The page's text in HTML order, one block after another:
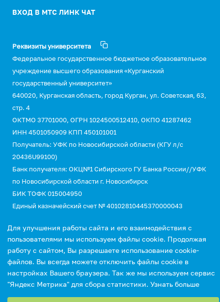
ВХОД В МТС ЛИНК ЧАТ
Реквизиты университета
Федеральное государственное бюджетное образовательное
учреждение высшего образования «Курганский
государственный университет»
640020, Курганская область, город Курган, ул. Советская, 63,
стр. 4
ОКТМО 37701000, ОГРН 1024500512410, ОКПО 41287462
ИНН 4501050909 КПП 450101001
Получатель: УФК по Новосибирской области (КГУ л/с
20436U99100)
Банк получателя: ОКЦ№1 Сибирского ГУ Банка России//УФК
по Новосибирской области г. Новосибирск
БИК ТОФК 015004950
Единый казначейский счет № 40102810445370000043
КБК 00000000000000000130 (для оплаты услуг)
УИН 0
Для улучшения работы сайта и его взаимодействия с
пользователями мы используем файлы cookie. Продолжая
работу с сайтом, Вы разрешаете использование cookie-
файлов. Вы всегда можете отключить файлы cookie в
настройках Вашего браузера. Так же мы используем сервис
"Яндекс Метрика" для сбора статистики. Узнать больше
Выберите настройки cookie